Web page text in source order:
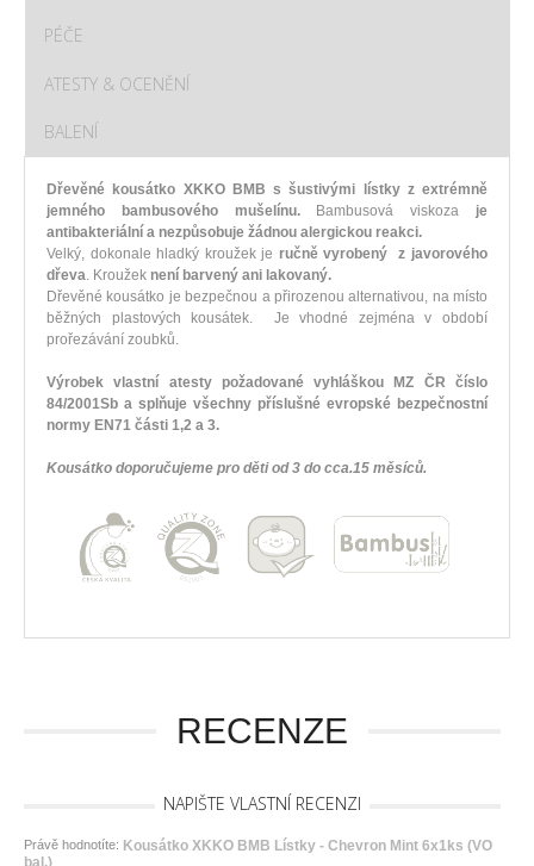
PÉČE
ATESTY & OCENĚNÍ
BALENÍ
Dřevěné kousátko XKKO BMB s šustivými lístky z extrémně
jemného bambusového mušelínu.Bambusová viskoza je
antibakteriální a nezpůsobuje žádnou alergickou reakci.
Velký, dokonale hladký kroužek je ručně vyrobený z javorového
dřeva. Kroužek není barvený ani lakovaný.
Dřevěné kousátko je bezpečnou a přirozenou alternativou, na místo
běžných plastových kousátek. Je vhodné zejména v období
prořezávání zoubků.
Výrobek vlastní atesty požadované vyhláškou MZ ČR číslo
84/2001Sb a splňuje všechny příslušné evropské bezpečnostní
normy EN71 části 1,2 a 3.
Kousátko doporučujeme pro děti od 3 do cca.15 měsíců.
RECENZE
NAPIŠTE VLASTNÍ RECENZI
Právě hodnotíte: Kousátko XKKO BMB Lístky - Chevron Mint 6x1ks (VO
bal.)